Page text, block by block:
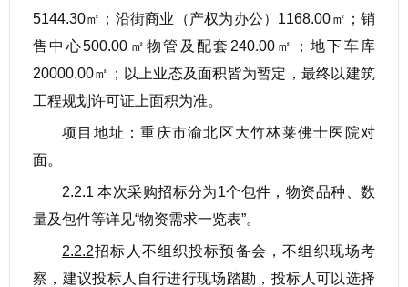
5144.30㎡；沿街商业（产权为办公）1168.00㎡；销
售中心500.00㎡物管及配套240.00㎡；地下车库
20000.00㎡；以上业态及面积皆为暂定，最终以建筑
工程规划许可证上面积为准。
项目地址：重庆市渝北区大竹林莱佛士医院对
面。
2.2.1 本次采购招标分为1个包件，物资品种、数
量及包件等详见“物资需求一览表”。
2.2.2招标人不组织投标预备会，不组织现场考
察，建议投标人自行进行现场踏勘，投标人可以选择